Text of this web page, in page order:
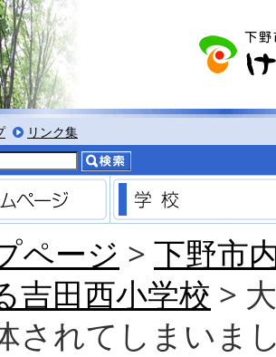
リンク集
にする
景表示にする
トラスト表示にする
市のホームページ
ページ > 下野市
吉田西小学校 >
されてしまいま